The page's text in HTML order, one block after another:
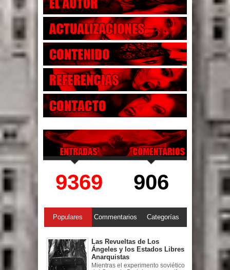
9369 906
Populares Commentarios Categorías
Las Revueltas de Los
Ángeles y los Estados Libres
Anarquistas
Mientras el experimento soviético